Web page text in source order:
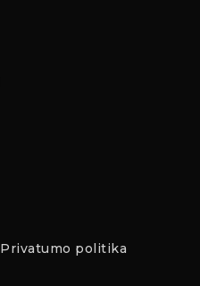
Privatumo politika